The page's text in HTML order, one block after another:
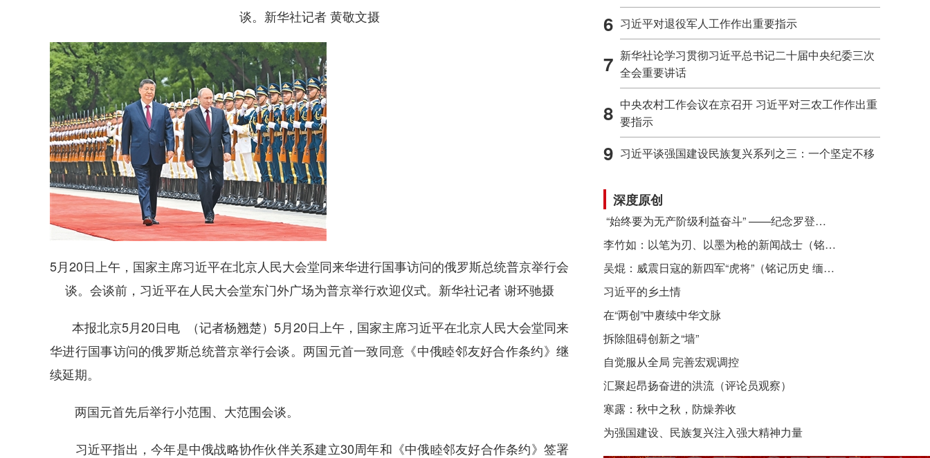
谈。 新华社记者 黄敬文摄
5月20日上午，国家主席习近平在北京人民大会堂同来华进行国事访问的俄罗斯总统普京举行会
谈。会谈前，习近平在人民大会堂东门外广场为普京举行欢迎仪式。 新华社记者 谢环驰摄
本报北京5月20日电 （记者杨翘楚）5月20日上午，国家主席习近平在北京人民大会堂同来
华进行国事访问的俄罗斯总统普京举行会谈。两国元首一致同意《中俄睦邻友好合作条约》继
续延期。
两国元首先后举行小范围、大范围会谈。
习近平指出，今年是中俄战略协作伙伴关系建立30周年和《中俄睦邻友好合作条约》签署
6 习近平对退役军人工作作出重要指示
7 新华社论学习贯彻习近平总书记二十届中央纪委三次
全会重要讲话
8 中央农村工作会议在京召开 习近平对三农工作作出重
要指示
9 习近平谈强国建设民族复兴系列之三：一个坚定不移
深度原创
​ “始终要为无产阶级利益奋斗” ——纪念罗登贤同志诞辰120周年
李竹如：以笔为刃、以墨为枪的新闻战士（铭记历史 缅怀先烈·抗日英雄）
吴焜：威震日寇的新四军“虎将”（铭记历史 缅怀先烈·抗日英雄）
习近平的乡土情
在“两创”中赓续中华文脉
拆除阻碍创新之“墙”
自觉服从全局 完善宏观调控
汇聚起昂扬奋进的洪流（评论员观察）
寒露：秋中之秋，防燥养收
为强国建设、民族复兴注入强大精神力量